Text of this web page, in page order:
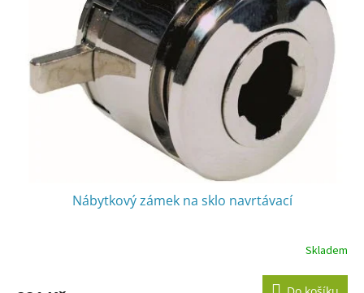
Nábytkový zámek na sklo navrtávací
Skladem